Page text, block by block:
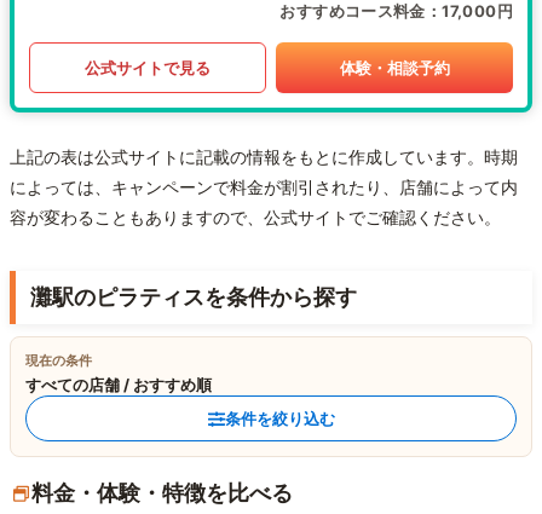
おすすめコース料金 17,000円
公式サイトで見る 体験・相談予約
上記の表は公式サイトに記載の情報をもとに作成しています。時期
によっては、キャンペーンで料金が割引されたり、店舗によって内
容が変わることもありますので、公式サイトでご確認ください。
灘駅のピラティスを条件から探す
現在の条件
すべての店舗 / おすすめ順
条件を絞り込む
料金・体験・特徴を比べる